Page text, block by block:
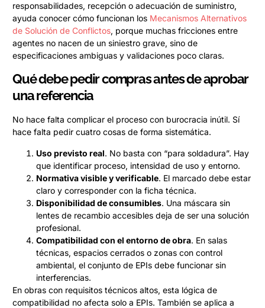
responsabilidades, recepción o adecuación de suministro,
ayuda conocer cómo funcionan los Mecanismos Alternativos
de Solución de Conflictos, porque muchas fricciones entre
agentes no nacen de un siniestro grave, sino de
especificaciones ambiguas y validaciones poco claras.
Qué debe pedir compras antes de aprobar
una referencia
No hace falta complicar el proceso con burocracia inútil. Sí
hace falta pedir cuatro cosas de forma sistemática.
Uso previsto real. No basta con “para soldadura”. Hay
que identificar proceso, intensidad de uso y entorno.
Normativa visible y verificable. El marcado debe estar
claro y corresponder con la ficha técnica.
Disponibilidad de consumibles. Una máscara sin
lentes de recambio accesibles deja de ser una solución
profesional.
Compatibilidad con el entorno de obra. En salas
técnicas, espacios cerrados o zonas con control
ambiental, el conjunto de EPIs debe funcionar sin
interferencias.
En obras con requisitos técnicos altos, esta lógica de
compatibilidad no afecta solo a EPIs. También se aplica a